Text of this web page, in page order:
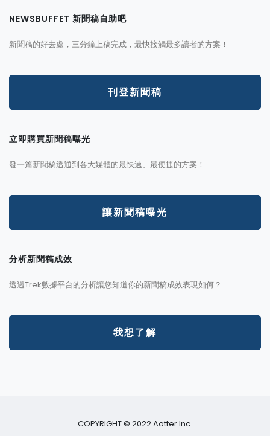
NEWSBUFFET 新聞稿自助吧
新聞稿的好去處，三分鐘上稿完成，最快接觸最多讀者的方案！
刊登新聞稿
立即購買新聞稿曝光
發一篇新聞稿透通到各大媒體的最快速、最便捷的方案！
讓新聞稿曝光
分析新聞稿成效
透過Trek數據平台的分析讓您知道你的新聞稿成效表現如何？
我想了解
COPYRIGHT © 2022 Aotter Inc.